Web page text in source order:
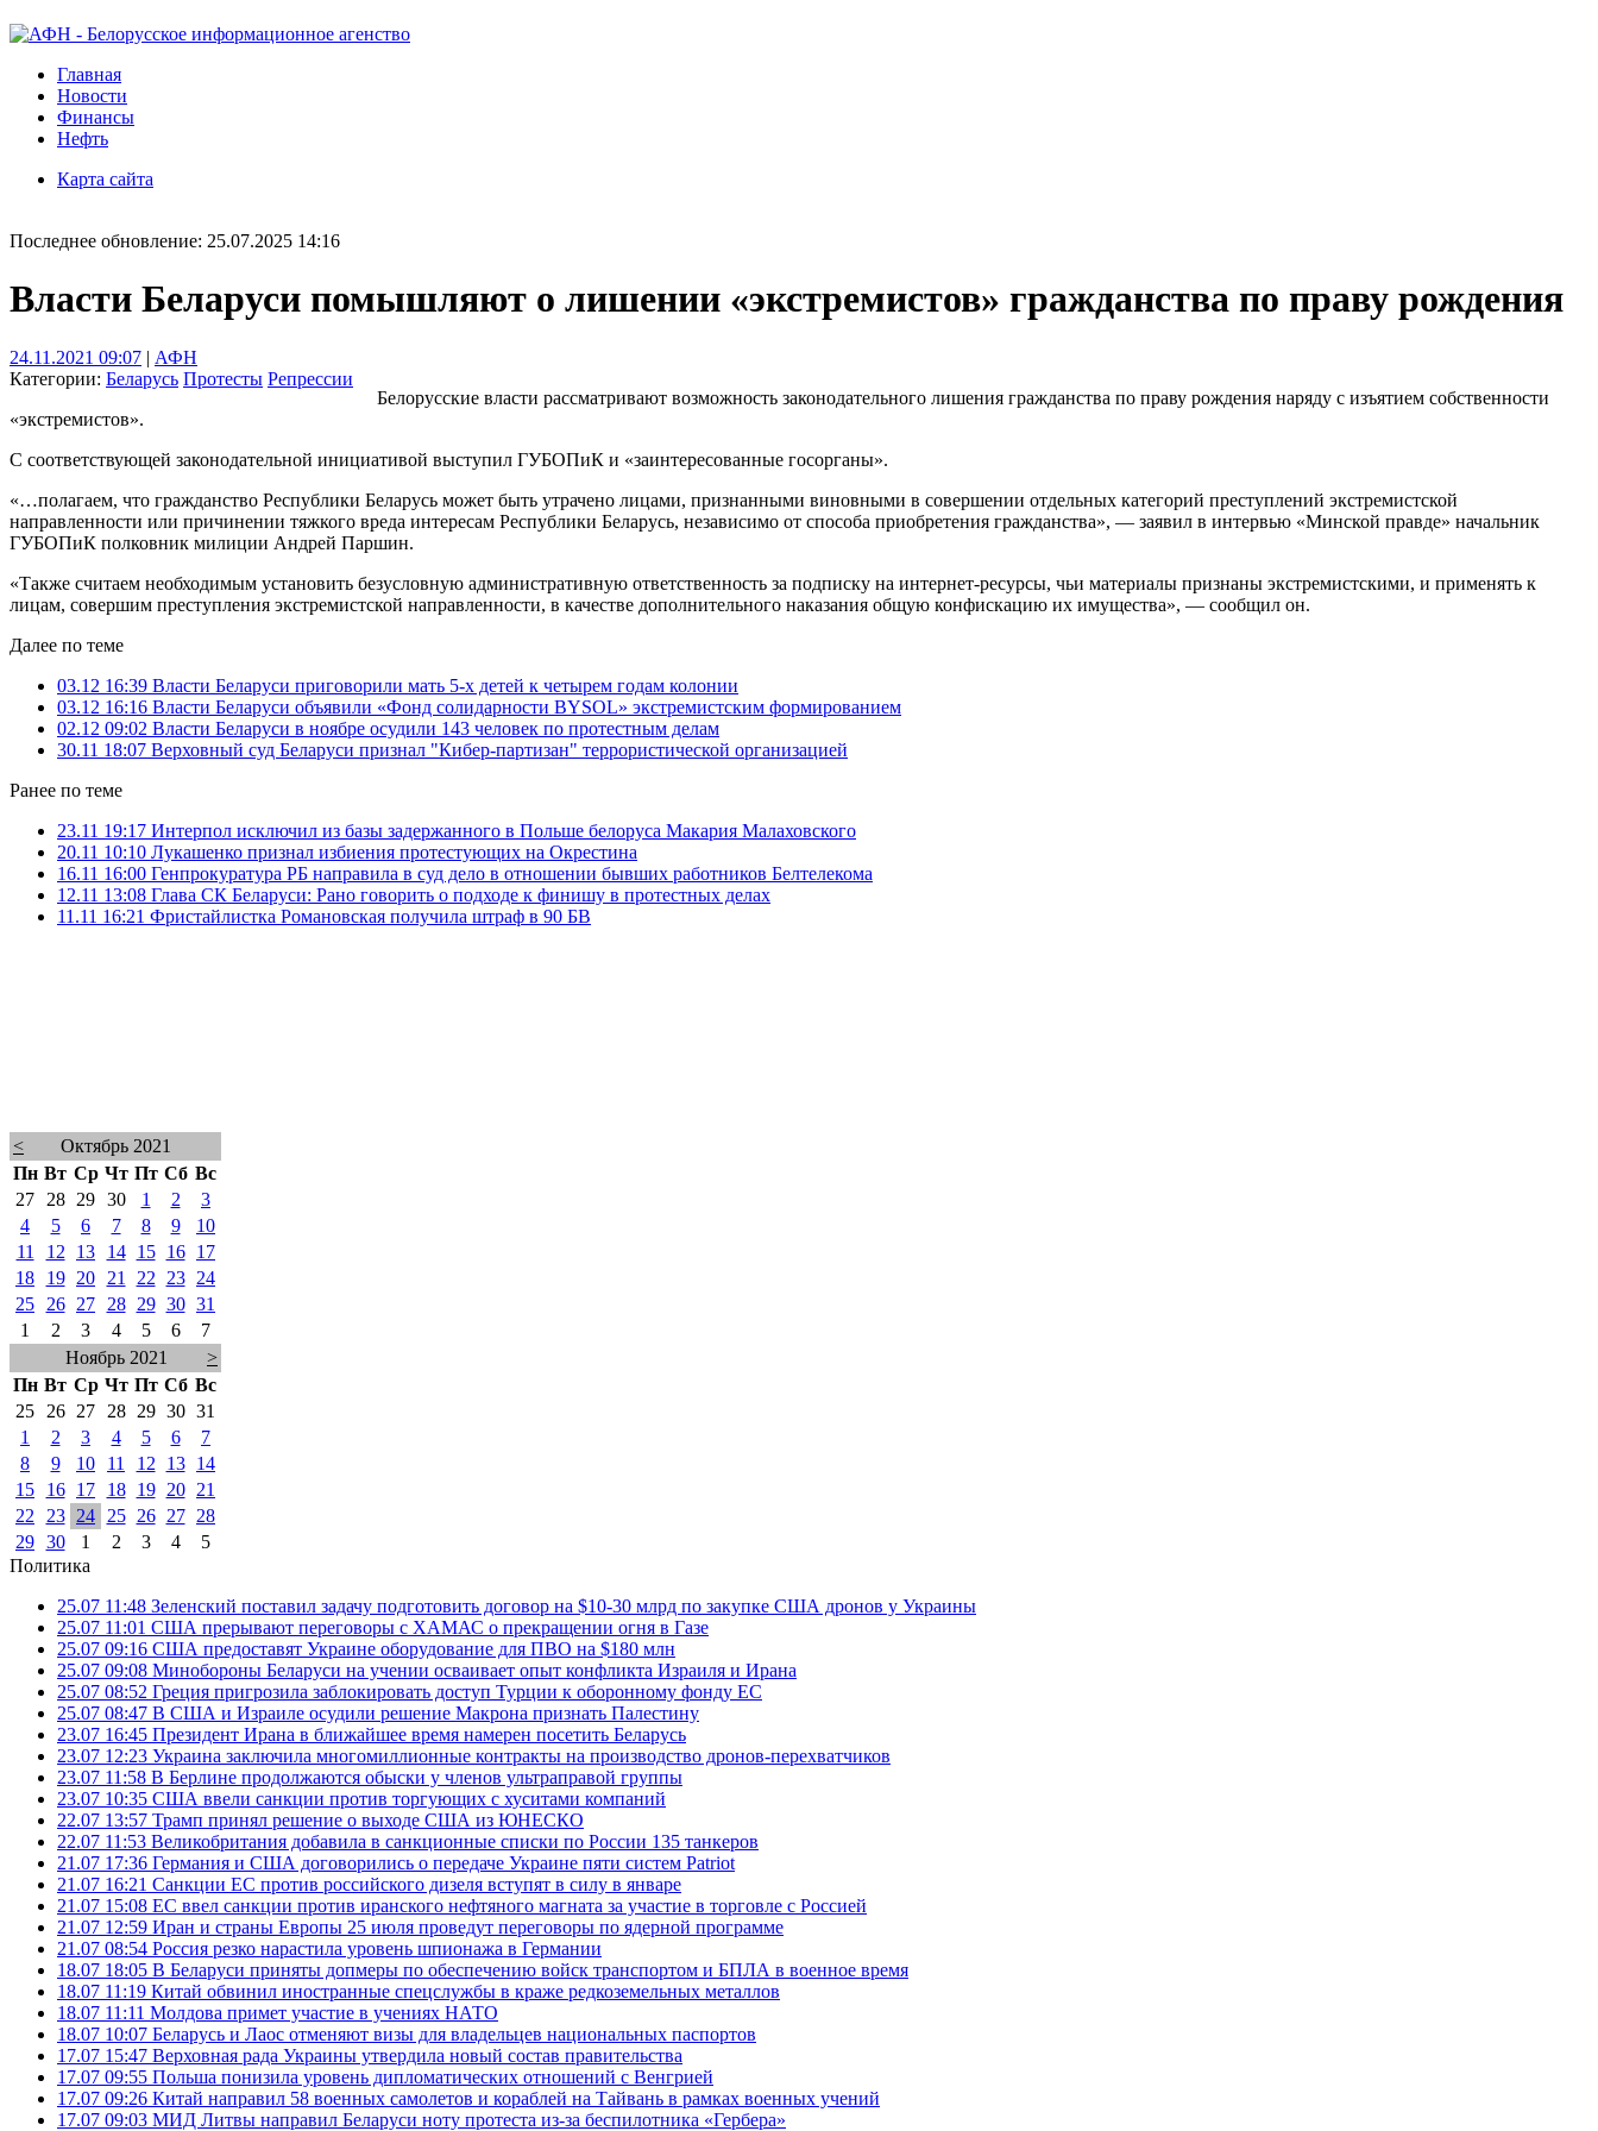
Главная
Новости
Финансы
Нефть
Карта сайта
Последнее обновление: 25.07.2025 14:16
Власти Беларуси помышляют о лишении «экстремистов» гражданства по праву рождения
24.11.2021 09:07 | АФН
Категории: Беларусь Протесты Репрессии
Белорусские власти рассматривают возможность законодательного лишения гражданства по праву рождения наряду с изъятием собственности
«экстремистов».
С соответствующей законодательной инициативой выступил ГУБОПиК и «заинтересованные госорганы».
«…полагаем, что гражданство Республики Беларусь может быть утрачено лицами, признанными виновными в совершении отдельных категорий преступлений экстремистской
направленности или причинении тяжкого вреда интересам Республики Беларусь, независимо от способа приобретения гражданства», — заявил в интервью «Минской правде» начальник
ГУБОПиК полковник милиции Андрей Паршин.
«Также считаем необходимым установить безусловную административную ответственность за подписку на интернет-ресурсы, чьи материалы признаны экстремистскими, и применять к
лицам, совершим преступления экстремистской направленности, в качестве дополнительного наказания общую конфискацию их имущества», — сообщил он.
Далее по теме
03.12 16:39 Власти Беларуси приговорили мать 5-х детей к четырем годам колонии
03.12 16:16 Власти Беларуси объявили «Фонд солидарности BYSOL» экстремистским формированием
02.12 09:02 Власти Беларуси в ноябре осудили 143 человек по протестным делам
30.11 18:07 Верховный суд Беларуси признал "Кибер-партизан" террористической организацией
Ранее по теме
23.11 19:17 Интерпол исключил из базы задержанного в Польше белоруса Макария Малаховского
20.11 10:10 Лукашенко признал избиения протестующих на Окрестина
16.11 16:00 Генпрокуратура РБ направила в суд дело в отношении бывших работников Белтелекома
12.11 13:08 Глава СК Беларуси: Рано говорить о подходе к финишу в протестных делах
11.11 16:21 Фристайлистка Романовская получила штраф в 90 БВ
<
Октябрь 2021
Пн Вт Ср Чт Пт Сб Вс
27
28 29 30 1 2
3
4
5 6 7 8 9
10
11
12 13 14 15 16
17
18
19 20 21 22 23
24
25
26 27 28 29 30 31
1
2 3 4 5 6
7
Ноябрь 2021
>
Пн Вт Ср Чт Пт Сб Вс
25
26 27 28 29 30 31
1
2 3 4 5 6
7
8
9 10 11 12 13
14
15
16 17 18 19 20
21
22
23 24 25 26 27
28
29 30 1 2 3 4
5
Политика
25.07 11:48 Зеленский поставил задачу подготовить договор на $10-30 млрд по закупке США дронов у Украины
25.07 11:01 США прерывают переговоры с ХАМАС о прекращении огня в Газе
25.07 09:16 США предоставят Украине оборудование для ПВО на $180 млн
25.07 09:08 Минобороны Беларуси на учении осваивает опыт конфликта Израиля и Ирана
25.07 08:52 Греция пригрозила заблокировать доступ Турции к оборонному фонду ЕС
25.07 08:47 В США и Израиле осудили решение Макрона признать Палестину
23.07 16:45 Президент Ирана в ближайшее время намерен посетить Беларусь
23.07 12:23 Украина заключила многомиллионные контракты на производство дронов-перехватчиков
23.07 11:58 В Берлине продолжаются обыски у членов ультраправой группы
23.07 10:35 США ввели санкции против торгующих с хуситами компаний
22.07 13:57 Трамп принял решение о выходе США из ЮНЕСКО
22.07 11:53 Великобритания добавила в санкционные списки по России 135 танкеров
21.07 17:36 Германия и США договорились о передаче Украине пяти систем Patriot
21.07 16:21 Санкции ЕС против российского дизеля вступят в силу в январе
21.07 15:08 ЕС ввел санкции против иранского нефтяного магната за участие в торговле с Россией
21.07 12:59 Иран и страны Европы 25 июля проведут переговоры по ядерной программе
21.07 08:54 Россия резко нарастила уровень шпионажа в Германии
18.07 18:05 В Беларуси приняты допмеры по обеспечению войск транспортом и БПЛА в военное время
18.07 11:19 Китай обвинил иностранные спецслужбы в краже редкоземельных металлов
18.07 11:11 Молдова примет участие в учениях НАТО
18.07 10:07 Беларусь и Лаос отменяют визы для владельцев национальных паспортов
17.07 15:47 Верховная рада Украины утвердила новый состав правительства
17.07 09:55 Польша понизила уровень дипломатических отношений с Венгрией
17.07 09:26 Китай направил 58 военных самолетов и кораблей на Тайвань в рамках военных учений
17.07 09:03 МИД Литвы направил Беларуси ноту протеста из-за беспилотника «Гербера»